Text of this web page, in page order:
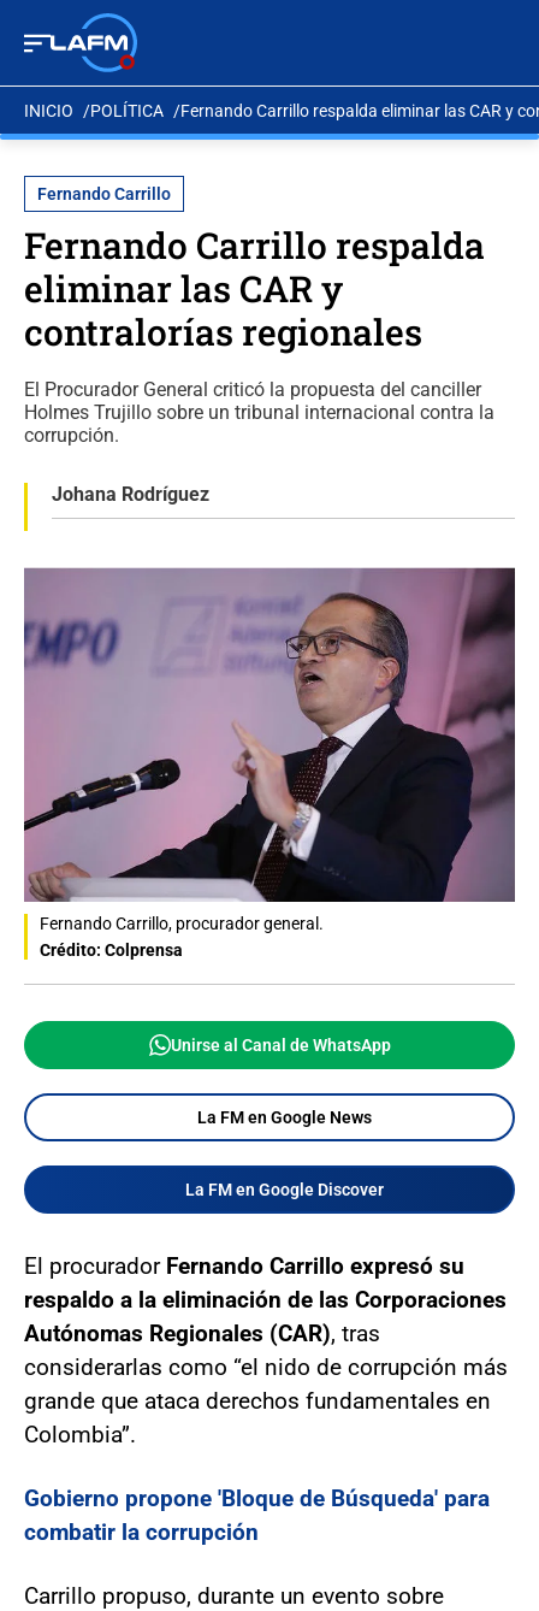
INICIO POLÍTICA Fernando Carrillo respalda eliminar las CAR y
Fernando Carrillo
Fernando Carrillo respalda
eliminar las CAR y
contralorías regionales
El Procurador General criticó la propuesta del canciller
Holmes Trujillo sobre un tribunal internacional contra la
corrupción.
Johana Rodríguez
Fernando Carrillo, procurador general.
Crédito: Colprensa
Unirse al Canal de WhatsApp
La FM en Google News
La FM en Google Discover
El procurador Fernando Carrillo expresó su
respaldo a la eliminación de las Corporaciones
Autónomas Regionales (CAR), tras
considerarlas como “el nido de corrupción más
grande que ataca derechos fundamentales en
Colombia”.
Gobierno propone 'Bloque de Búsqueda' para
combatir la corrupción
Carrillo propuso, durante un evento sobre